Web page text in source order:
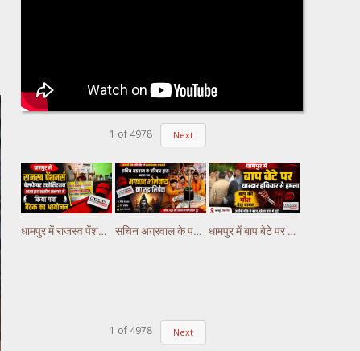
1 of 4978 Next
धामपुर में राजस्व पेंशनर्स वेलफेयर एसोसिएशन शाखा द्धारा तहसील सभागार में किया गया वैठक का आयोजन सचिन अग्रवाल के परिवार द्वारा कराया गया भगवान भोलेनाथ का रुद्राभिषेक धामपुर में बाप बेटे पर धारदार हथियार से हमला, बाप की मौत बेटा घायल
1 of 4978 Next